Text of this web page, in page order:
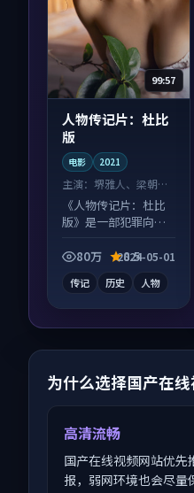
99:57
人物传记片：杜比
版
电影 2021
主演： 堺雅人、梁朝伟
等
《人物传记片：杜比
版》是一部犯罪向电
为内核，情感戏份扎
80万 8.5
2024-05-01
传记 历史 人物
为什么选择国产在线
高清流畅
国产在线视频网站优
报，弱网环境也会尽量